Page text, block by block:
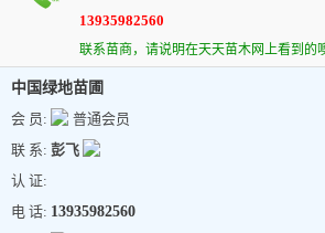
13935982560
联系苗商，请说明在天天苗木网上看到的
中国绿地苗圃
会 员:
普通会员
联 系: 彭飞
认 证:
电 话: 13935982560